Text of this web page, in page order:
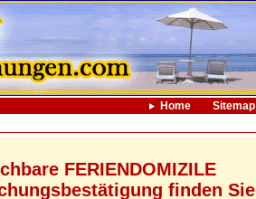
Home Sitemap
FERIENDOMIZILE
finden Sie